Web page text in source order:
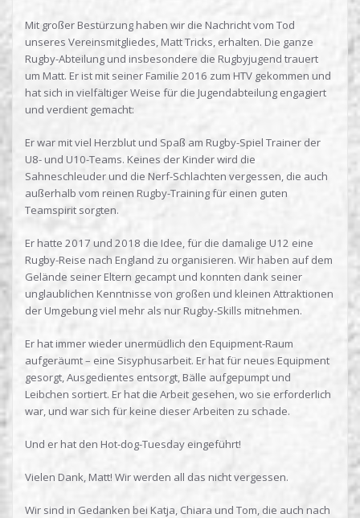
Mit großer Bestürzung haben wir die Nachricht vom Tod
unseres Vereinsmitgliedes, Matt Tricks, erhalten. Die ganze
Rugby-Abteilung und insbesondere die Rugbyjugend trauert
um Matt. Er ist mit seiner Familie 2016 zum HTV gekommen und
hat sich in vielfältiger Weise für die Jugendabteilung engagiert
und verdient gemacht:
Er war mit viel Herzblut und Spaß am Rugby-Spiel Trainer der
U8- und U10-Teams. Keines der Kinder wird die
Sahneschleuder und die Nerf-Schlachten vergessen, die auch
außerhalb vom reinen Rugby-Training für einen guten
Teamspirit sorgten.
Er hatte 2017 und 2018 die Idee, für die damalige U12 eine
Rugby-Reise nach England zu organisieren. Wir haben auf dem
Gelände seiner Eltern gecampt und konnten dank seiner
unglaublichen Kenntnisse von großen und kleinen Attraktionen
der Umgebung viel mehr als nur Rugby-Skills mitnehmen.
Er hat immer wieder unermüdlich den Equipment-Raum
aufgeräumt – eine Sisyphusarbeit. Er hat für neues Equipment
gesorgt, Ausgedientes entsorgt, Bälle aufgepumpt und
Leibchen sortiert. Er hat die Arbeit gesehen, wo sie erforderlich
war, und war sich für keine dieser Arbeiten zu schade.
Und er hat den Hot-dog-Tuesday eingeführt!
Vielen Dank, Matt! Wir werden all das nicht vergessen.
Wir sind in Gedanken bei Katja, Chiara und Tom, die auch nach